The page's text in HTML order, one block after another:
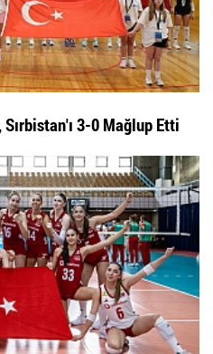
Sırbistan'ı 3-0 Mağlup Etti